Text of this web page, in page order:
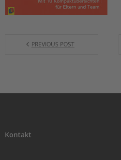
PREVIOUS POST
Kontakt